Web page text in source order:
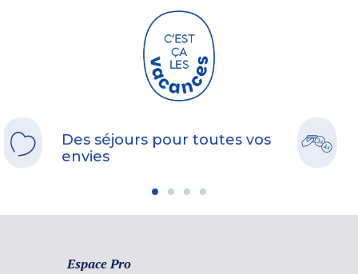
Des séjours pour toutes vos
envies
Espace Pro